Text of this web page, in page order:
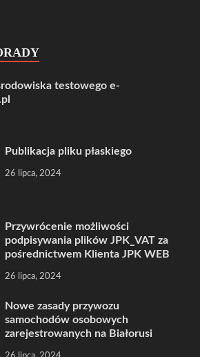
testowego e-
Publikacja pliku płaskiego
26 lipca, 2024
Przywrócenie możliwości
podpisywania plików JPK_VAT za
pośrednictwem Klienta JPK WEB
26 lipca, 2024
Nowe zasady przywozu
samochodów osobowych
zarejestrowanych na Białorusi